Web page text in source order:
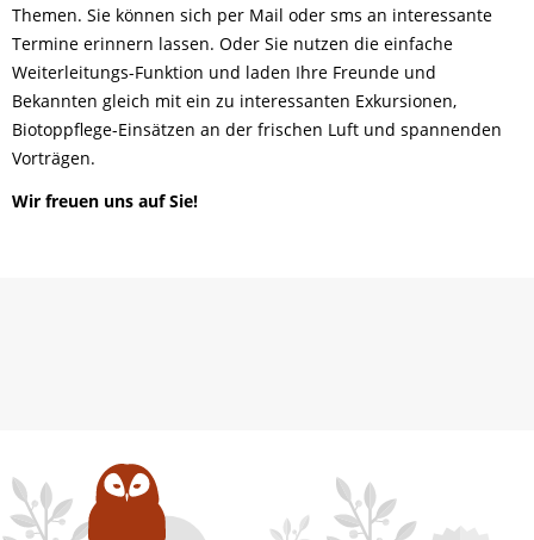
Themen. Sie können sich per Mail oder sms an interessante
Termine erinnern lassen. Oder Sie nutzen die einfache
Weiterleitungs-Funktion und laden Ihre Freunde und
Bekannten gleich mit ein zu interessanten Exkursionen,
Biotoppflege-Einsätzen an der frischen Luft und spannenden
Vorträgen.
Wir freuen uns auf Sie!